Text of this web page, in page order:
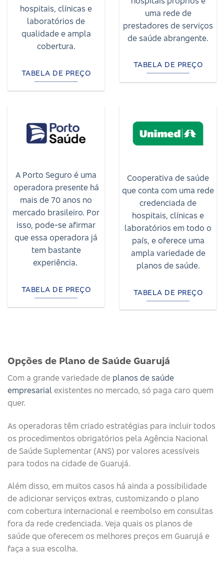
hospitais, clínicas e
laboratórios de
qualidade e ampla
cobertura.
TABELA DE PREÇO
uma rede de
prestadores de serviços
de saúde abrangente.
TABELA DE PREÇO
A Porto Seguro é uma
operadora presente há
mais de 70 anos no
mercado brasileiro. Por
isso, pode-se afirmar
que essa operadora já
tem bastante
experiência.
TABELA DE PREÇO
Cooperativa de saúde
que conta com uma rede
credenciada de
hospitais, clínicas e
laboratórios em todo o
país, e oferece uma
ampla variedade de
planos de saúde.
TABELA DE PREÇO
Opções de Plano de Saúde Guarujá
Com a grande variedade de planos de saúde
empresarial existentes no mercado, só paga caro quem
quer.
As operadoras têm criado estratégias para incluir todos
os procedimentos obrigatórios pela Agência Nacional
de Saúde Suplementar (ANS) por valores acessíveis
para todos na cidade de Guarujá.
Além disso, em muitos casos há ainda a possibilidade
de adicionar serviços extras, customizando o plano
com cobertura internacional e reembolso em consultas
fora da rede credenciada. Veja quais os planos de
saúde que oferecem os melhores preços em Guarujá e
faça a sua escolha.